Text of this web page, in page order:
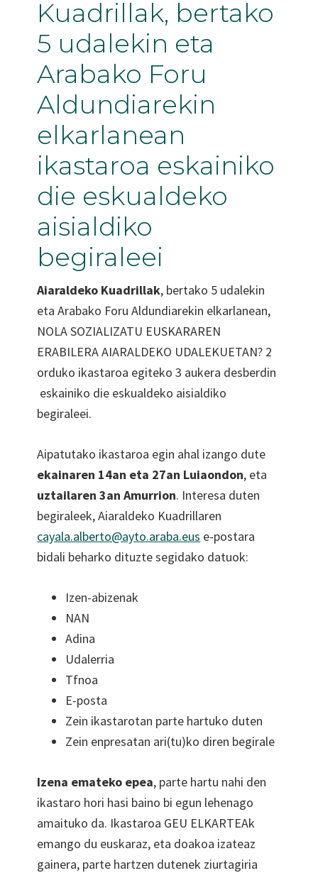
Kuadrillak, bertako
5 udalekin eta
Arabako Foru
Aldundiarekin
elkarlanean
ikastaroa eskainiko
die eskualdeko
aisialdiko
begiraleei
Aiaraldeko Kuadrillak, bertako 5 udalekin
eta Arabako Foru Aldundiarekin elkarlanean,
NOLA SOZIALIZATU EUSKARAREN
ERABILERA AIARALDEKO UDALEKUETAN? 2
orduko ikastaroa egiteko 3 aukera desberdin
eskainiko die eskualdeko aisialdiko
begiraleei.
Aipatutako ikastaroa egin ahal izango dute
ekainaren 14an eta 27an Luiaondon, eta
uztailaren 3an Amurrion. Interesa duten
begiraleek, Aiaraldeko Kuadrillaren
cayala.alberto@ayto.araba.eus e-postara
bidali beharko dituzte segidako datuok:
Izen-abizenak
NAN
Adina
Udalerria
Tfnoa
E-posta
Zein ikastarotan parte hartuko duten
Zein enpresatan ari(tu)ko diren begirale
Izena emateko epea, parte hartu nahi den
ikastaro hori hasi baino bi egun lehenago
amaituko da. Ikastaroa GEU ELKARTEAk
emango du euskaraz, eta doakoa izateaz
gainera, parte hartzen dutenek ziurtagiria